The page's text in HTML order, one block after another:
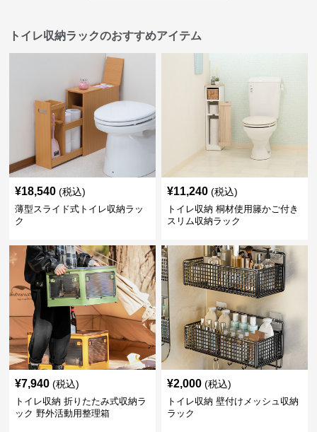
トイレ収納ラックのおすすめアイテム
¥18,540 (税込)
薄型スライド式トイレ収納ラッ
ク
¥11,240 (税込)
トイレ収納 桐材使用籐かご付き
スリム収納ラック
¥7,940 (税込)
トイレ収納 折りたたみ式収納ラ
ック 野外活動用整理箱
¥2,000 (税込)
トイレ収納 壁付けメッシュ収納
ラック